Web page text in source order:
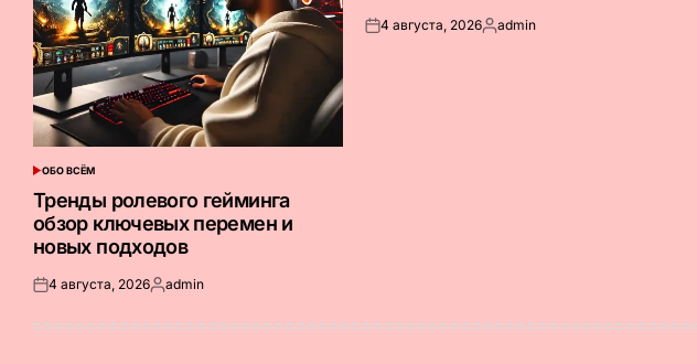
ОПУБЛИКОВАНО
В
ОБО ВСЁМ
Тренды ролевого гейминга
обзор ключевых перемен и
новых подходов
Опубликовано
4 августа, 2026Запись
admin
Опубликовано
4 августа, 2026Запись
admin